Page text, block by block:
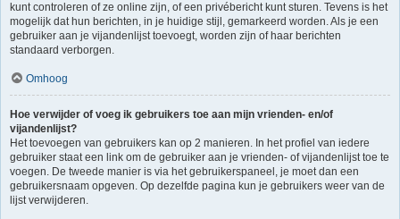
kunt controleren of ze online zijn, of een privébericht kunt sturen. Tevens is het
mogelijk dat hun berichten, in je huidige stijl, gemarkeerd worden. Als je een
gebruiker aan je vijandenlijst toevoegt, worden zijn of haar berichten
standaard verborgen.
Omhoog
Hoe verwijder of voeg ik gebruikers toe aan mijn vrienden- en/of
vijandenlijst?
Het toevoegen van gebruikers kan op 2 manieren. In het profiel van iedere
gebruiker staat een link om de gebruiker aan je vrienden- of vijandenlijst toe te
voegen. De tweede manier is via het gebruikerspaneel, je moet dan een
gebruikersnaam opgeven. Op dezelfde pagina kun je gebruikers weer van de
lijst verwijderen.